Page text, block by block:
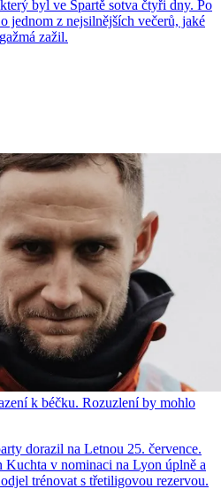
byl ve Spartě sotva čtyři dny. Po
jednom z nejsilnějších večerů, jaké
zažil.
k béčku. Rozuzlení by mohlo
dorazil na Letnou 25. července.
Kuchta v nominaci na Lyon úplně a
trénovat s třetiligovou rezervou.